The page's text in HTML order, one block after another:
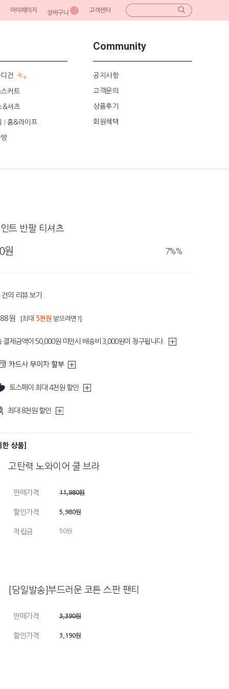
마이페이지 장바구니 고객센터
건
커트
&셔츠
홈&라이프
Community
공지사항
고객문의
상품후기
회원혜택
트 반팔 티셔츠
원 7%%
건의 리뷰 보기
원 [최대 5천원 받으려면?]
결제금액이 50,000원 미만시 배송비 3,000원이 청구됩니다.
토스페이 최대 4천원 할인
최대 8천원 할인
상품]
고탄력 노와이어 쿨 브라
판매가격 11,980원
할인가격 5,980원
적립금 50원
[당일발송]부드러운 코튼 스판 팬티
판매가격 3,390원
할인가격 3,190원